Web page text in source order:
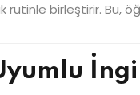
birleştirir. Bu,